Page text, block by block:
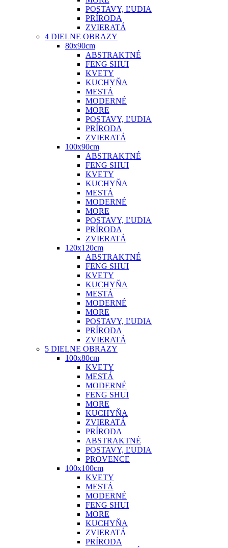
POSTAVY, ĽUDIA
PRÍRODA
ZVIERATÁ
4 DIELNE OBRAZY
80x90cm
ABSTRAKTNÉ
FENG SHUI
KVETY
KUCHYŇA
MESTÁ
MODERNÉ
MORE
POSTAVY, ĽUDIA
PRÍRODA
ZVIERATÁ
100x90cm
ABSTRAKTNÉ
FENG SHUI
KVETY
KUCHYŇA
MESTÁ
MODERNÉ
MORE
POSTAVY, ĽUDIA
PRÍRODA
ZVIERATÁ
120x120cm
ABSTRAKTNÉ
FENG SHUI
KVETY
KUCHYŇA
MESTÁ
MODERNÉ
MORE
POSTAVY, ĽUDIA
PRÍRODA
ZVIERATÁ
5 DIELNE OBRAZY
100x80cm
KVETY
MESTÁ
MODERNÉ
FENG SHUI
MORE
KUCHYŇA
ZVIERATÁ
PRÍRODA
ABSTRAKTNÉ
POSTAVY, ĽUDIA
PROVENCE
100x100cm
KVETY
MESTÁ
MODERNÉ
FENG SHUI
MORE
KUCHYŇA
ZVIERATÁ
PRÍRODA